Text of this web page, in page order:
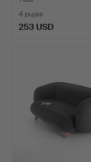
4 pujas
253 USD